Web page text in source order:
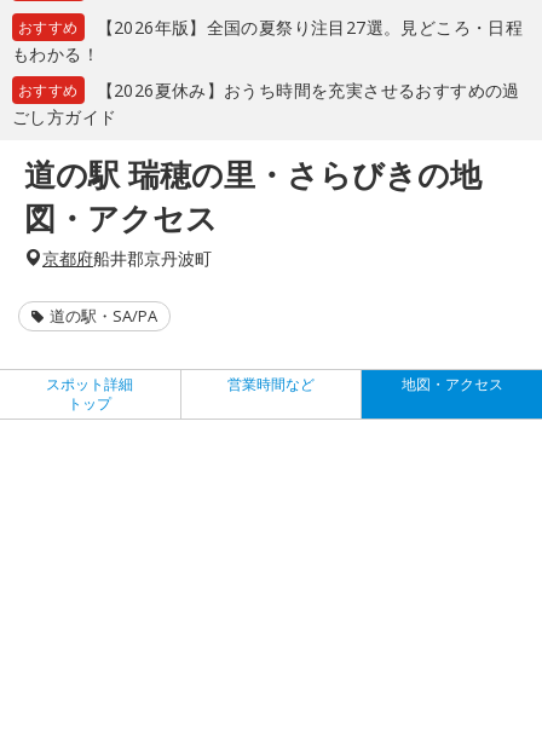
おすすめ
【2026年版】全国の夏祭り注目27選。見どころ・日程
もわかる！
おすすめ
【2026夏休み】おうち時間を充実させるおすすめの過
ごし方ガイド
道の駅 瑞穂の里・さらびきの地
図・アクセス
京都府船井郡京丹波町
道の駅・SA/PA
スポット詳細
トップ
営業時間など 地図・アクセス